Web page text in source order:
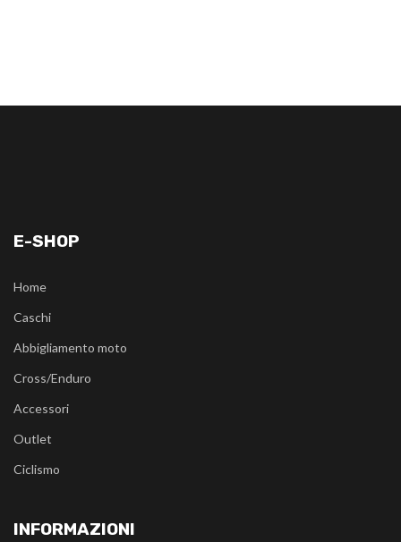
E-SHOP
Home
Caschi
Abbigliamento moto
Cross/Enduro
Accessori
Outlet
Ciclismo
INFORMAZIONI